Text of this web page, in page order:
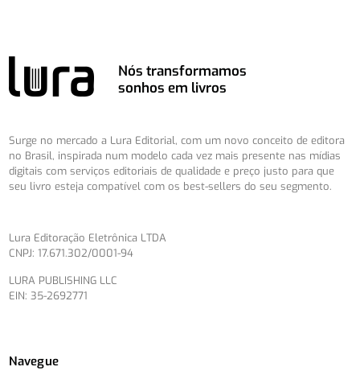
Nós transformamos
sonhos em livros
Surge no mercado a Lura Editorial, com um novo conceito de editora
no Brasil, inspirada num modelo cada vez mais presente nas mídias
digitais com serviços editoriais de qualidade e preço justo para que
seu livro esteja compatível com os best-sellers do seu segmento.
Lura Editoração Eletrônica LTDA
CNPJ: 17.671.302/0001-94
LURA PUBLISHING LLC
EIN: 35-2692771
Navegue